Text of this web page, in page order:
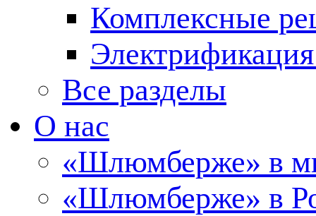
Комплексные
Все разделы
О нас
«Шлюмберже» в
«Шлюмберже» в